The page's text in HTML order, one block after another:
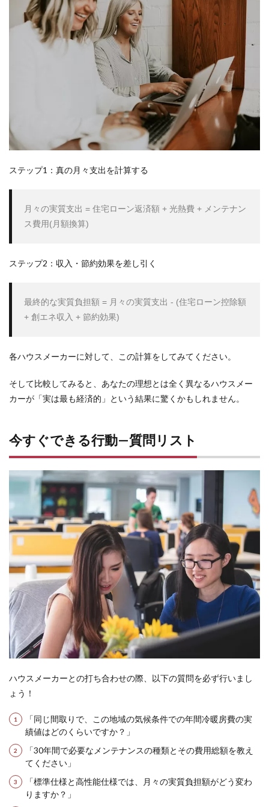
明確
化が
ハウ
的な
計画
先を
見据
えた
めに
信頼
る無
ビス
11
ルを
推奨
する
理由
チャ
ンネ
ルと
他の
FPサ
ービ
スの
比較
13
保険
チャ
ンネ
ルを
した
的な
ップ
14
保険
チャ
ルで
安心
ステップ1：真の月々支出を計算する
月々の実質支出 = 住宅ローン返済額 + 光熱費 + メンテナン
ステップ2：収入・節約効果を差し引く
最終的な実質負担額 = 月々の実質支出 - (住宅ローン控除額
各ハウスメーカーに対して、この計算をしてみてください。
そして比較してみると、あなたの理想とは全く異なるハウスメー
カーが「実は最も経済的 」という結果に驚くかもしれません。
今すぐできる行動—質問リスト
ハウスメーカーとの打ち合わせの際、以下の質問を必ず行いまし
ょう！
「同じ間取りで、この地域の気候条件での年間冷暖房費の実
績値はどのくらいですか？」
「30年間で必要なメンテナンスの種類とその費用総額を教え
てください」
「標準仕様と高性能仕様では、月々の実質負担額がどう変わ
りますか？」